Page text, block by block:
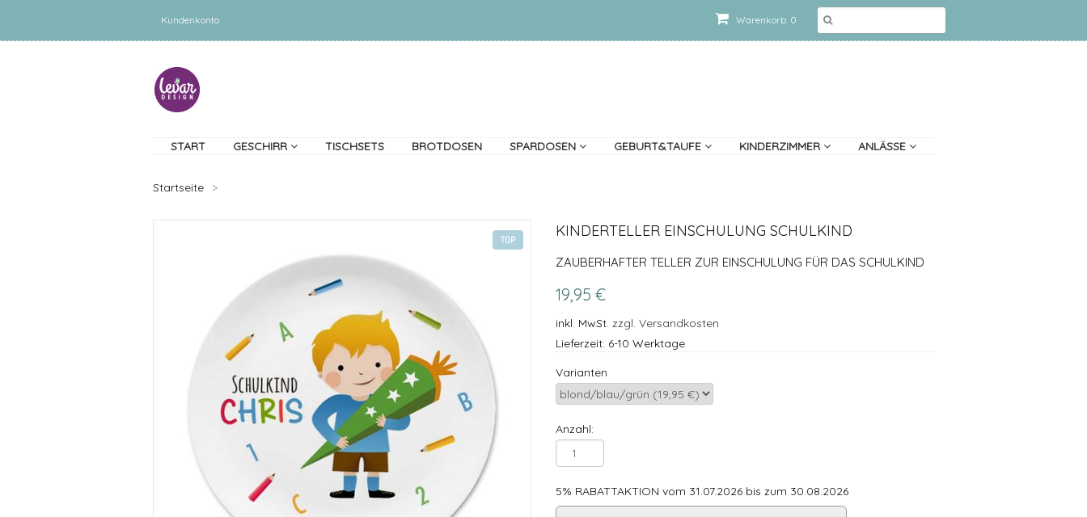
Warenkorb: 0
Kundenkonto
START GESCHIRR TISCHSETS BROTDOSEN SPARDOSEN GEBURT&TAUFE KINDERZIMMER ANLÄSSE
Startseite >
TOP KINDERTELLER EINSCHULUNG SCHULKIND
ZAUBERHAFTER TELLER ZUR EINSCHULUNG FÜR DAS SCHULKIND
19,95 €
inkl. MwSt. zzgl. Versandkosten
Lieferzeit: 6-10 Werktage
Varianten
Anzahl:
5% RABATTAKTION vom 31.07.2026 bis zum 30.08.2026